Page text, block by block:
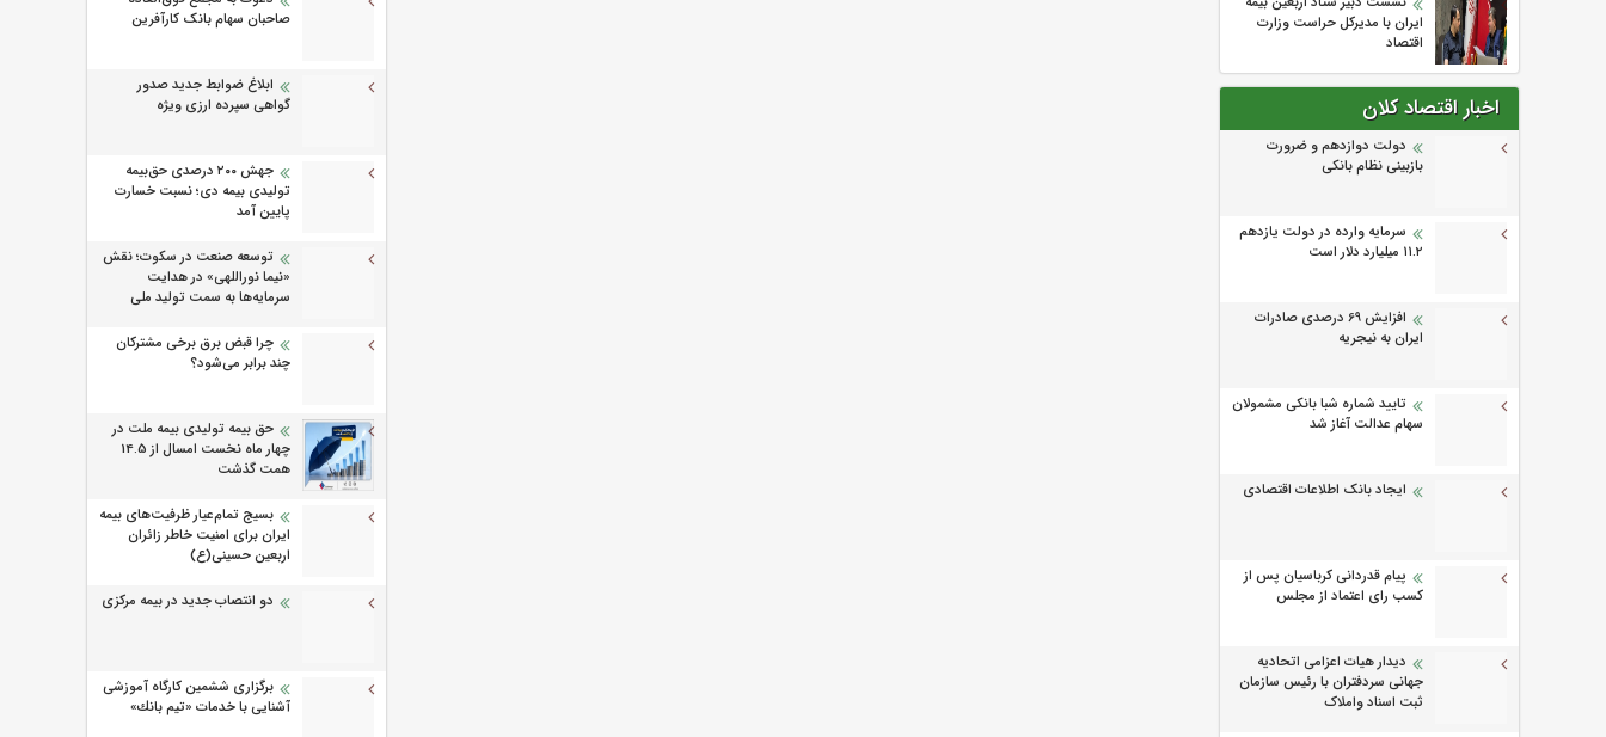
ایران با مدیرکل حراست وزارت
اقتصاد
اخبار اقتصاد کلان
دولت دوازدهم و ضرورت
بازبینی نظام بانکی
سرمایه وارده در دولت یازدهم
۱۱.۲ میلیارد دلار است
افزایش 69 درصدی صادرات
ایران به نیجریه
تایید شماره شبا بانکی مشمولان
سهام عدالت آغاز شد
ایجاد بانک اطلاعات اقتصادی
پیام قدردانی کرباسیان پس از
کسب رای اعتماد از مجلس
دیدار هیات اعزامی اتحادیه
جهانی سردفتران با رئیس سازمان
ثبت اسناد واملاک
صاحبان سهام بانک کارآفرین
ابلاغ ضوابط جدید صدور
گواهی سپرده ارزی ویژه
جهش ۲۰۰ درصدی حق‌بیمه
تولیدی بیمه دی؛ نسبت خسارت
پایین آمد
توسعه صنعت در سکوت؛ نقش
«نیما نوراللهی» در هدایت
سرمایه‌ها به سمت تولید ملی
چرا قبض برق برخی مشترکان
چند برابر می‌شود؟
حق بیمه تولیدی بیمه ملت در
چهار ماه نخست امسال از 14.5
همت گذشت
بسیج تمام‌عیار ظرفیت‌های بیمه
ایران برای امنیت خاطر زائران
اربعین حسینی(ع)
دو انتصاب جدید در بیمه مرکزی
برگزاری ششمین كارگاه آموزشی
آشنایی با خدمات «تیم بانك»